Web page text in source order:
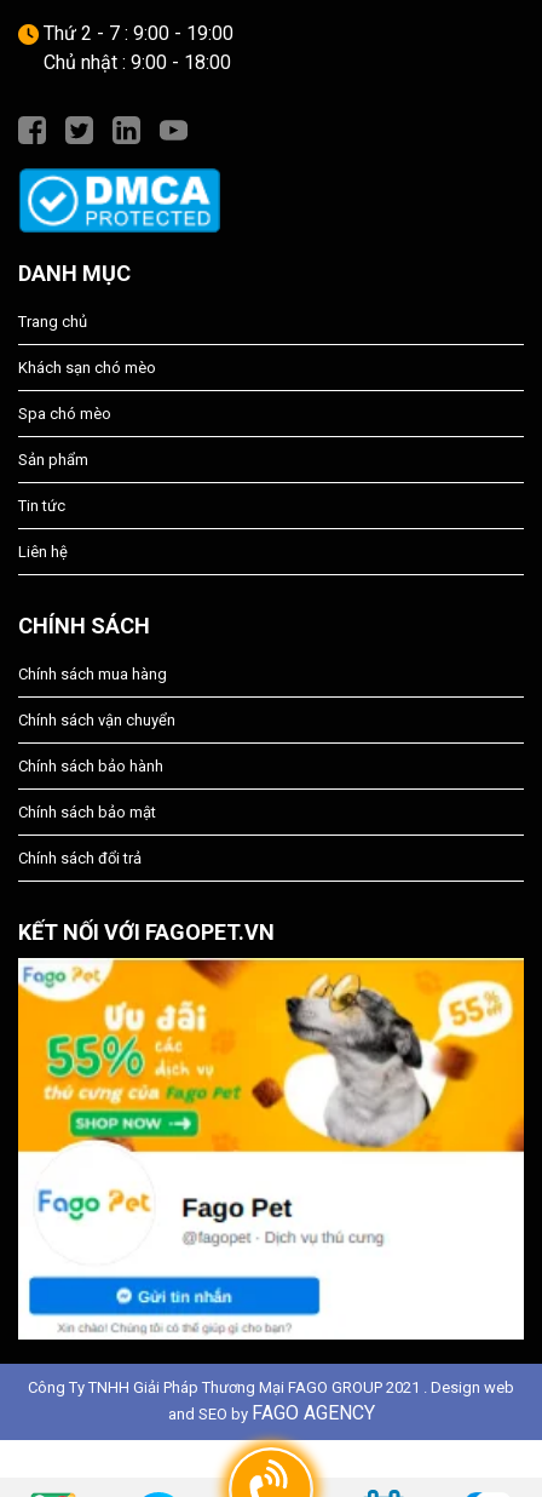
Thứ 2 - 7 : 9:00 - 19:00
Chủ nhật : 9:00 - 18:00
DANH MỤC
Trang chủ
Khách sạn chó mèo
Spa chó mèo
Sản phẩm
Tin tức
Liên hệ
CHÍNH SÁCH
Chính sách mua hàng
Chính sách vận chuyển
Chính sách bảo hành
Chính sách bảo mật
Chính sách đổi trả
KẾT NỐI VỚI FAGOPET.VN
Công Ty TNHH Giải Pháp Thương Mại FAGO GROUP 2021 . Design web
and SEO by FAGO AGENCY